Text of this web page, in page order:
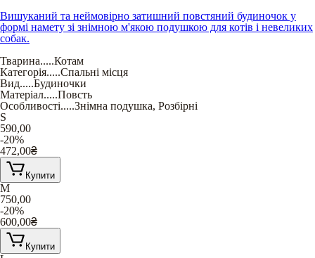
Вишуканий та неймовірно затишний повстяний будиночок у
формі намету зі знімною м'якою подушкою для котів і невеликих
собак.
Тварина.....Котам
Категорія.....Спальні місця
Вид.....Будиночки
Матеріал.....Повсть
Особливості.....Знімна подушка, Розбірні
S
590,00
-20%
472,00₴
Купити
M
750,00
-20%
600,00₴
Купити